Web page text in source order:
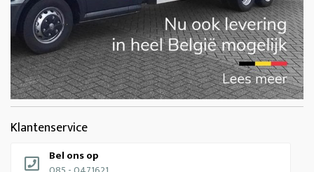
Klantenservice
Bel ons op